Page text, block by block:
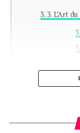
3. L’Art
4.
5.